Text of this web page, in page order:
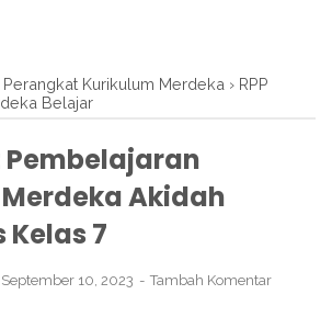
Perangkat Kurikulum Merdeka › RPP
Belajar
Akidah
Kelas 7
September 10, 2023 Tambah Komentar